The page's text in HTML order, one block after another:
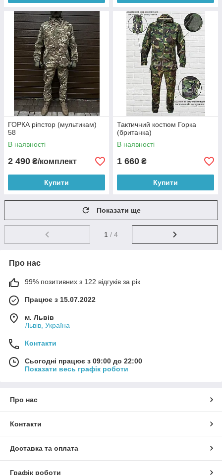
ГОРКА ріпстор (мультикам)
58
В наявності
2 490 ₴/комплект
Купити
Тактичний костюм Горка
(британка)
В наявності
1 660 ₴
Купити
Показати ще
1 / 4
Про нас
99% позитивних з 122 відгуків за рік
Працює з 15.07.2022
м. Львів
Львів, Україна
Контакти
Сьогодні працює з 09:00 до 22:00
Показати весь графік роботи
Про нас
Контакти
Доставка та оплата
Графік роботи